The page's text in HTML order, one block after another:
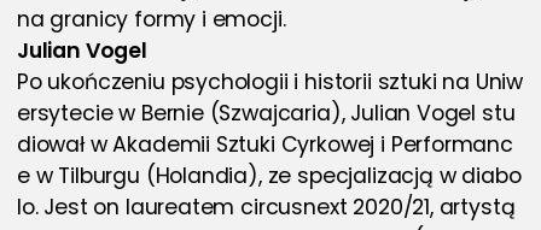
na granicy formy i emocji.
Julian Vogel
Po ukończeniu psychologii i historii sztuki na Uniw
ersytecie w Bernie (Szwajcaria), Julian Vogel stu
diował w Akademii Sztuki Cyrkowej i Performanc
e w Tilburgu (Holandia), ze specjalizacją w diabo
lo. Jest on laureatem circusnext 2020/21, artystą